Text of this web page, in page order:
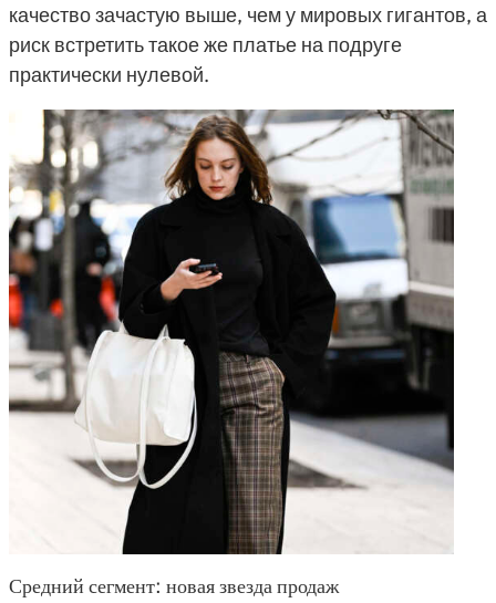
качество зачастую выше, чем у мировых гигантов, а
риск встретить такое же платье на подруге
практически нулевой.
Средний сегмент: новая звезда продаж